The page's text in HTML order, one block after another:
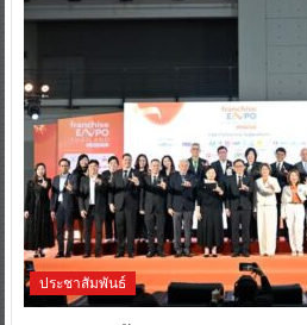
ประชาสัมพันธ์